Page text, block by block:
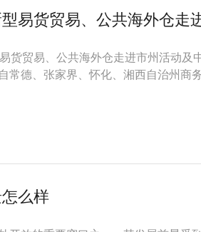
易货贸易、公共海外仓走
货贸易、公共海外仓走进市州活动及
常德、张家界、怀化、湘西自治州商
么样